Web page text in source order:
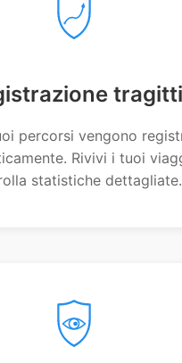
tragitti
percorsi vengono
Rivivi i tuoi
statistiche dettagliate.